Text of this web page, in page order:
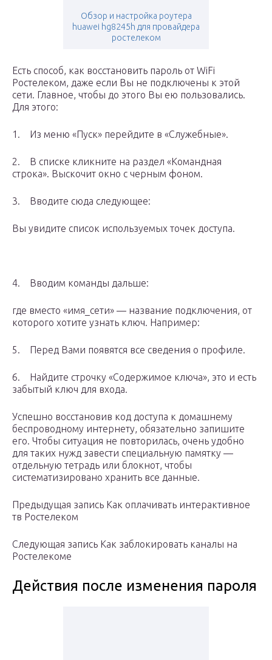
Обзор и настройка роутера
huawei hg8245h для провайдера
ростелеком
Есть способ, как восстановить пароль от WiFi
Ростелеком, даже если Вы не подключены к этой
сети. Главное, чтобы до этого Вы ею пользовались.
Для этого:
1. Из меню «Пуск» перейдите в «Служебные».
2. В списке кликните на раздел «Командная
строка». Выскочит окно с черным фоном.
3. Вводите сюда следующее:
Вы увидите список используемых точек доступа.
4. Вводим команды дальше:
где вместо «имя_сети» — название подключения, от
которого хотите узнать ключ. Например:
5. Перед Вами появятся все сведения о профиле.
6. Найдите строчку «Содержимое ключа», это и есть
забытый ключ для входа.
Успешно восстановив код доступа к домашнему
беспроводному интернету, обязательно запишите
его. Чтобы ситуация не повторилась, очень удобно
для таких нужд завести специальную памятку —
отдельную тетрадь или блокнот, чтобы
систематизировано хранить все данные.
Предыдущая запись Как оплачивать интерактивное
тв Ростелеком
Следующая запись Как заблокировать каналы на
Ростелекоме
Действия после изменения пароля